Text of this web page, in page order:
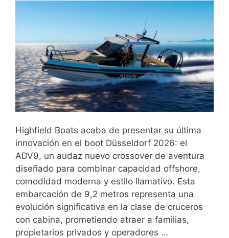
Highfield Boats acaba de presentar su última
innovación en el boot Düsseldorf 2026: el
ADV9, un audaz nuevo crossover de aventura
diseñado para combinar capacidad offshore,
comodidad moderna y estilo llamativo. Esta
embarcación de 9,2 metros representa una
evolución significativa en la clase de cruceros
con cabina, prometiendo atraer a familias,
propietarios privados y operadores …